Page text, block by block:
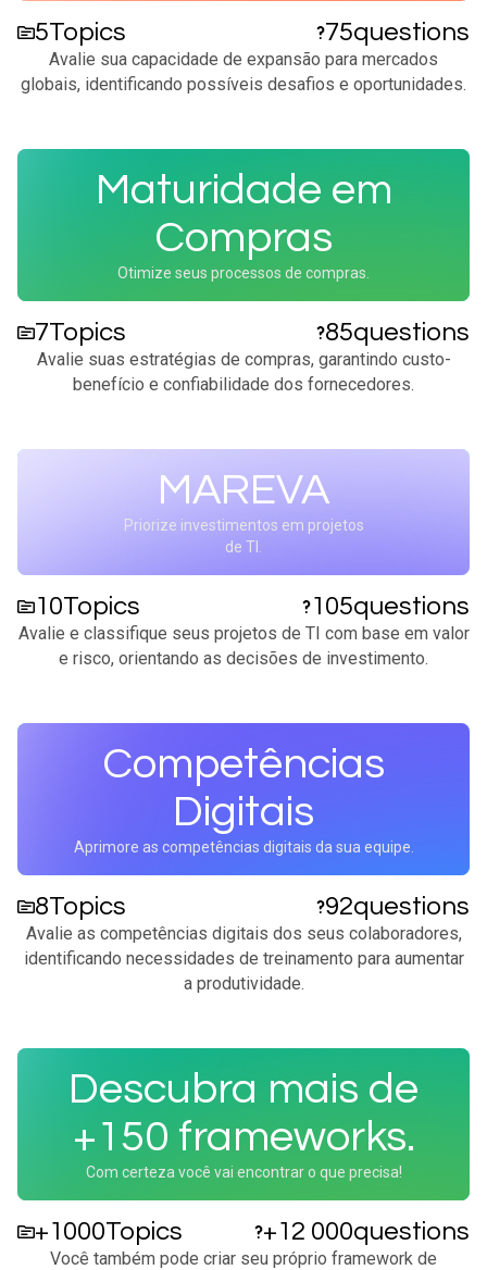
5Topics 75questions
Avalie sua capacidade de expansão para mercados
globais, identificando possíveis desafios e oportunidades.​
Maturidade em
Compras
Otimize seus processos de compras.
7Topics 85questions
Avalie suas estratégias de compras, garantindo custo-
benefício e confiabilidade dos fornecedores.​
MAREVA
Priorize investimentos em projetos
de TI.
10Topics 105questions
Avalie e classifique seus projetos de TI com base em valor
e risco, orientando as decisões de investimento.​
Competências
Digitais
Aprimore as competências digitais da sua equipe.
8Topics 92questions
Avalie as competências digitais dos seus colaboradores,
identificando necessidades de treinamento para aumentar
a produtividade.​
​Descubra mais de
+150 frameworks.​
Com certeza você vai encontrar o que precisa!
+1000Topics +12 000questions
Você também pode criar seu próprio framework de